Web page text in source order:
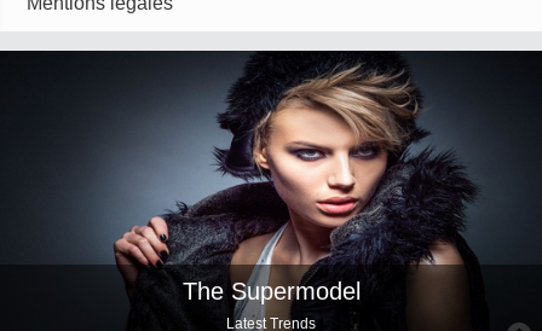
The Supermodel
Latest Trends
Winter Season
Snow of winter
The Perfect Couple
Newly Married Couple